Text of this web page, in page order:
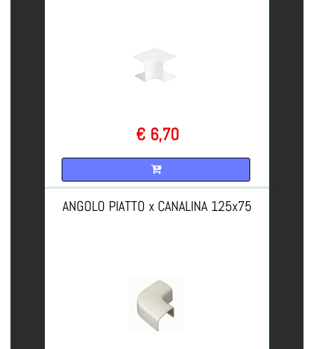
€ 6,70
ANGOLO PIATTO x CANALINA 125x75